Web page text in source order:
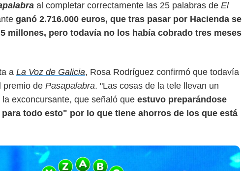
al completar correctamente las 25 palabras de El
ganó 2.716.000 euros, que tras pasar por Hacienda se
millones, pero todavía no los había cobrado tres meses
a La Voz de Galicia, Rosa Rodríguez confirmó que todavía
premio de Pasapalabra. "Las cosas de la tele llevan un
exconcursante, que señaló que estuvo preparándose
todo esto" por lo que tiene ahorros de los que está